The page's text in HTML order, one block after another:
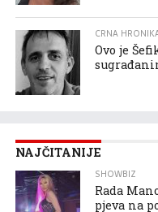
CRNA
Ovo je
NAJČITANIJE
SHOWBIZ
Rada
pjeva na